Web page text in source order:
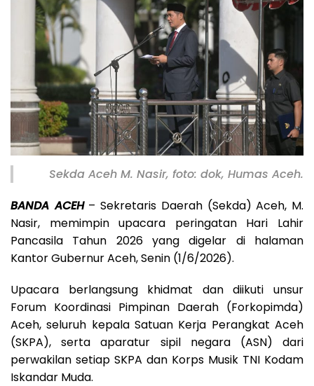
Sekda Aceh M. Nasir, foto: dok, Humas Aceh.
BANDA ACEH– Sekretaris Daerah (Sekda) Aceh, M.
Nasir, memimpin upacara peringatan Hari Lahir
Pancasila Tahun 2026 yang digelar di halaman
Kantor Gubernur Aceh, Senin (1/6/2026).
Upacara berlangsung khidmat dan diikuti unsur
Forum Koordinasi Pimpinan Daerah (Forkopimda)
Aceh, seluruh kepala Satuan Kerja Perangkat Aceh
(SKPA), serta aparatur sipil negara (ASN) dari
perwakilan setiap SKPA dan Korps Musik TNI Kodam
Iskandar Muda.